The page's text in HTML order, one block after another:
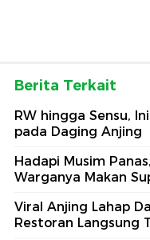
Berita Terkait
RW hingga Sensu,
pada Daging Anjing
Hadapi Musim
Warganya Makan
Viral Anjing Lahap
Restoran Langsung